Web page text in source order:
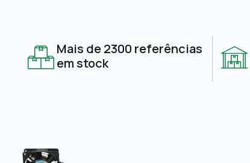
Mais de 2300 referências
em stock